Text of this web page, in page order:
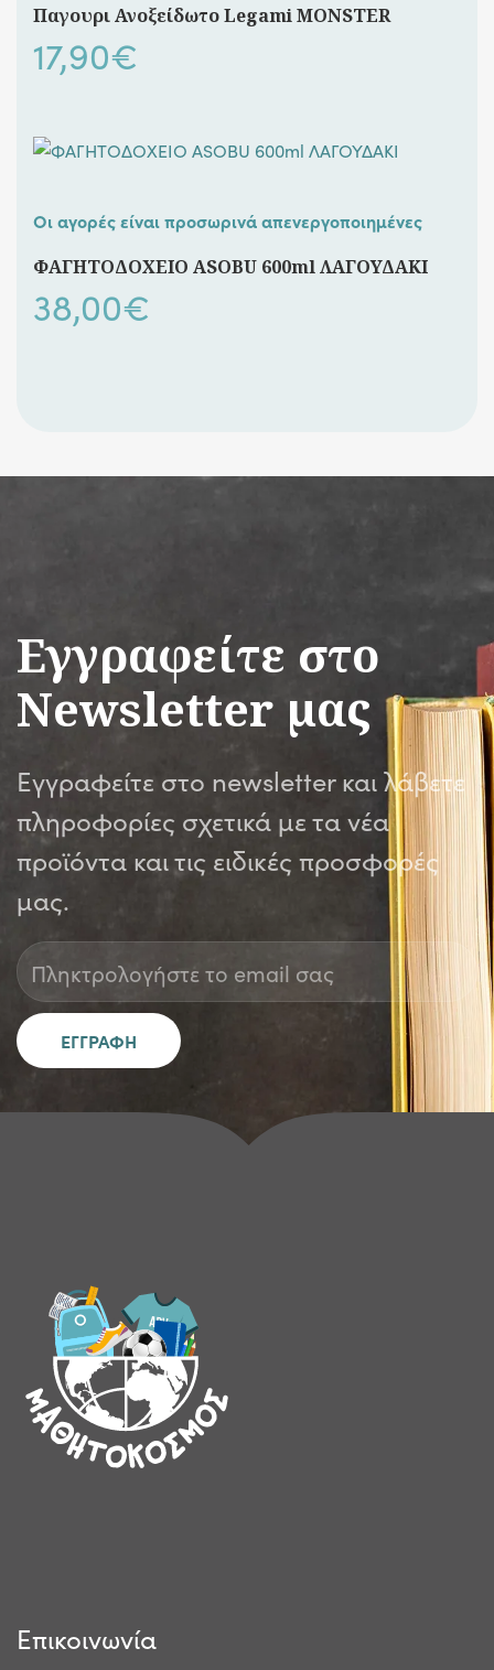
Παγουρι Ανοξείδωτο Legami MONSTER
17,90€
Οι αγορές είναι προσωρινά απενεργοποιημένες
ΦΑΓΗΤΟΔΟΧΕΙΟ ASOBU 600ml ΛΑΓΟΥΔΑΚΙ
38,00€
Εγγραφείτε στο
Newsletter μας
Εγγραφείτε στο newsletter και λάβετε
πληροφορίες σχετικά με τα νέα
προϊόντα και τις ειδικές προσφορές
μας.
Επικοινωνία